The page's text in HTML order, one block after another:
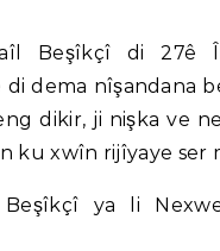
dema nîşandana
dikir, ji nişka ve
ku xwîn rijîyaye ser
ya li